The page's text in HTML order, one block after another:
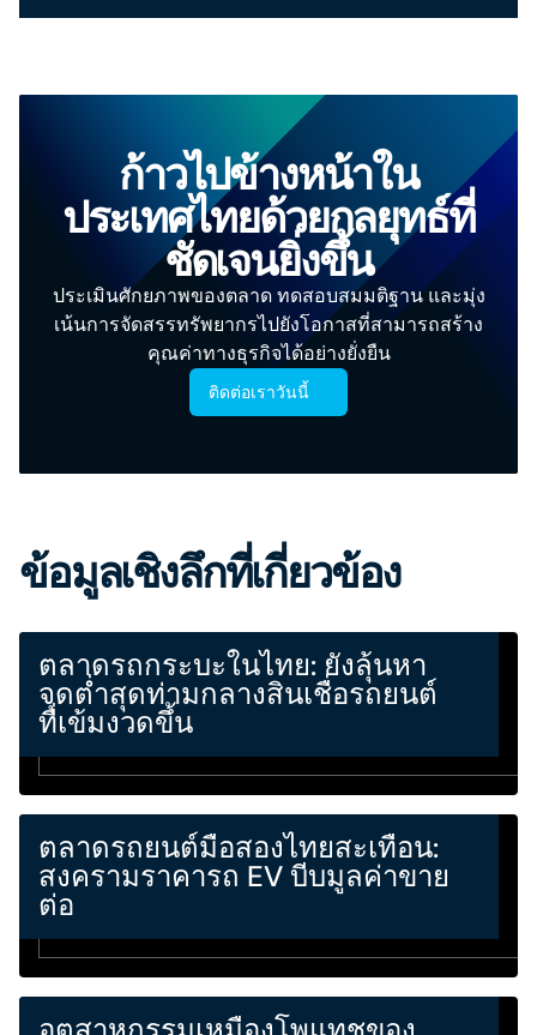
ก้าวไปข้างหน้าใน
ประเทศไทยด้วยกลยุทธ์ที่
ชัดเจนยิ่งขึ้น
ประเมินศักยภาพของตลาด ทดสอบสมมติฐาน และมุ่ง
เน้นการจัดสรรทรัพยากรไปยังโอกาสที่สามารถสร้าง
คุณค่าทางธุรกิจได้อย่างยั่งยืน
ติดต่อเราวันนี้
ข้อมูลเชิงลึกที่เกี่ยวข้อง
ตลาดรถกระบะในไทย: ยังลุ้นหา
จุดต่ำสุดท่ามกลางสินเชื่อรถยนต์
ที่เข้มงวดขึ้น
ตลาดรถยนต์มือสองไทยสะเทือน:
สงครามราคารถ EV บีบมูลค่าขาย
ต่อ